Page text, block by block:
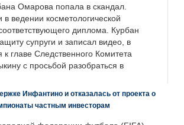
Омарова попала в скандал.
ведении косметологической
диплома. Курбан
супруги и записал видео, в
к главе Следственного Комитета
с просьбой разобраться в
Инфантино и отказалась от проекта о
частным инвесторам